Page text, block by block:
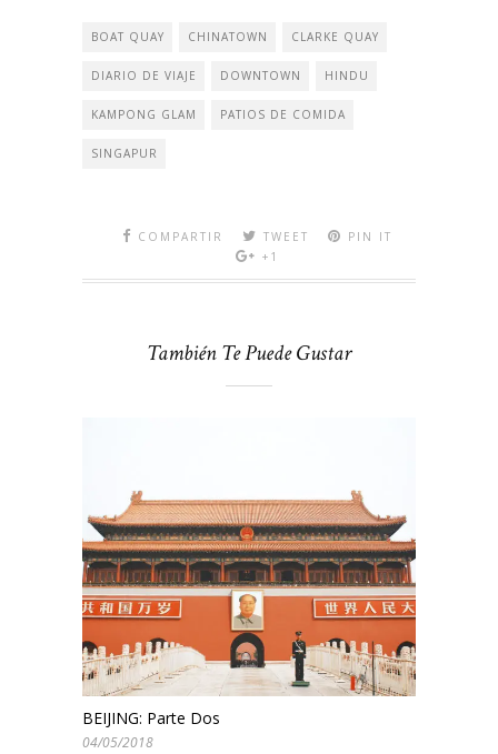
BOAT QUAY CHINATOWN CLARKE QUAY
DIARIO DE VIAJE DOWNTOWN HINDU
KAMPONG GLAM PATIOS DE COMIDA
SINGAPUR
COMPARTIR TWEET
PIN IT
+1
También Te Puede Gustar
BEIJING: Parte Dos
04/05/2018